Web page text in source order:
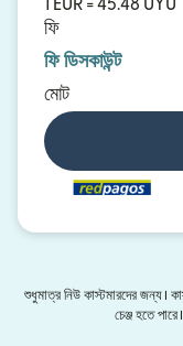
1 EUR = 45.48 UYU
ফি
ফি ডিসকাউন্ট
মোট
শুধুমাত্র নিউ কাস্টমারদের জন্য।
চেঞ্জ হতে